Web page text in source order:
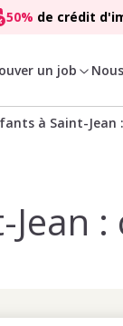
50% de crédit
un job
à Saint-